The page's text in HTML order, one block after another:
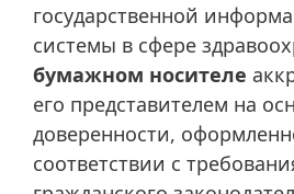
государственной
системы в сфере
бумажном носителе
его представителем на
доверенности,
соответствии с